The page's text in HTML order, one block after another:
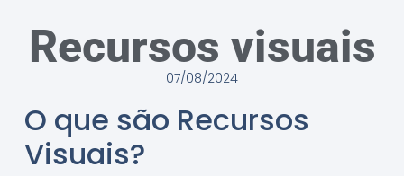
Recursos visuais
07/08/2024
O que são Recursos
Visuais?